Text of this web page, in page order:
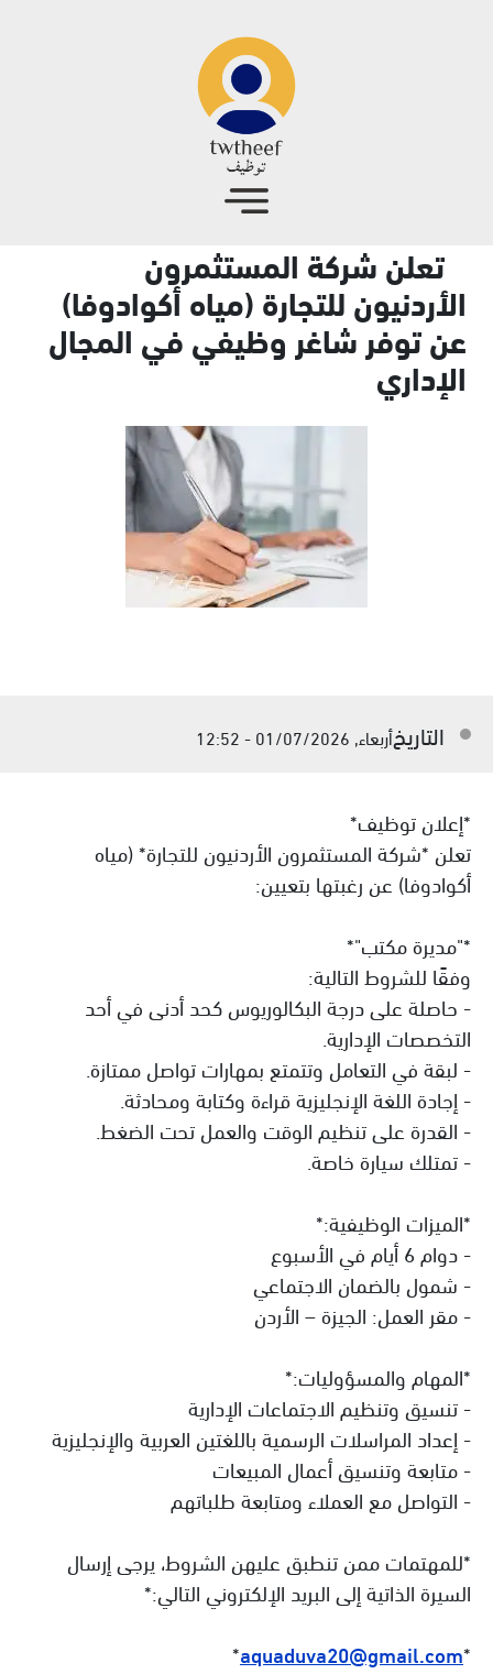
تعلن شركة المستثمرون
الأردنيون للتجارة (مياه أكوادوفا)
عن توفر شاغر وظيفي في المجال
الإداري
التاريخأربعاء, 01/07/2026 - 12:52
*إعلان توظيف*
تعلن *شركة المستثمرون الأردنيون للتجارة* (مياه
أكوادوفا) عن رغبتها بتعيين:
*"مديرة مكتب"*
وفقًا للشروط التالية:
- حاصلة على درجة البكالوريوس كحد أدنى في أحد
التخصصات الإدارية.
- لبقة في التعامل وتتمتع بمهارات تواصل ممتازة.
- إجادة اللغة الإنجليزية قراءة وكتابة ومحادثة.
- القدرة على تنظيم الوقت والعمل تحت الضغط.
- تمتلك سيارة خاصة.
*الميزات الوظيفية:*
- دوام 6 أيام في الأسبوع
- شمول بالضمان الاجتماعي
- مقر العمل: الجيزة – الأردن
*المهام والمسؤوليات:*
- تنسيق وتنظيم الاجتماعات الإدارية
- إعداد المراسلات الرسمية باللغتين العربية والإنجليزية
- متابعة وتنسيق أعمال المبيعات
- التواصل مع العملاء ومتابعة طلباتهم
*للمهتمات ممن تنطبق عليهن الشروط، يرجى إرسال
السيرة الذاتية إلى البريد الإلكتروني التالي:*
*
aquaduva20@gmail.com
*